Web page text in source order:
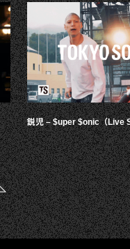
鋭児 – $uper $onic（Live